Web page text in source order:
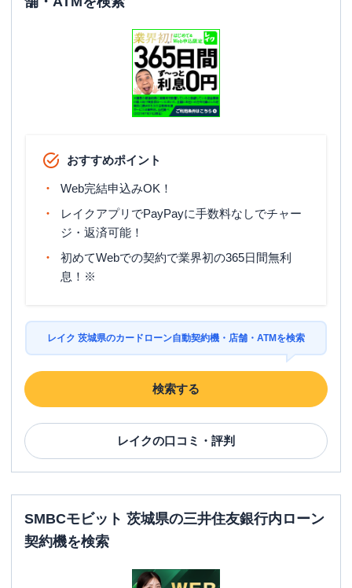
おすすめポイント
Web完結申込みOK！
レイクアプリでPayPayに手数料なしでチャー
ジ・返済可能！
初めてWebでの契約で業界初の365日間無利
息！※
レイク 茨城県のカードローン自動契約機・店舗・ATMを検索
検索する
レイクの口コミ・評判
SMBCモビット 茨城県の三井住友銀行内ローン
契約機を検索